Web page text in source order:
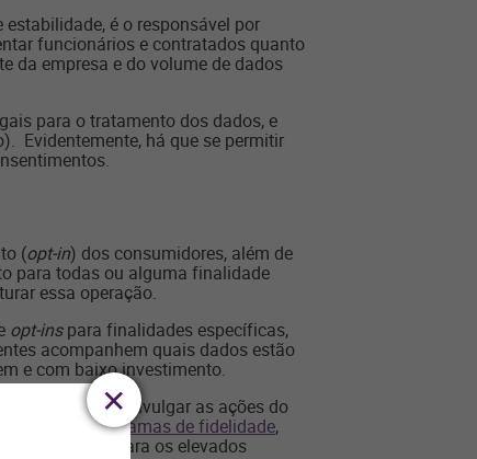
é o responsável por
funcionários e contratados quanto
da empresa e do volume de dados
para o tratamento dos dados, e
Evidentemente, há que se permitir
(opt-in) dos consumidores, além de
para todas ou alguma finalidade
essa operação.
opt-inspara finalidades específicas,
acompanhem quais dados estão
e com baixo investimento.
e SMS para divulgar as ações do
adeque. Programas de fidelidade,
basta atentar para os elevados